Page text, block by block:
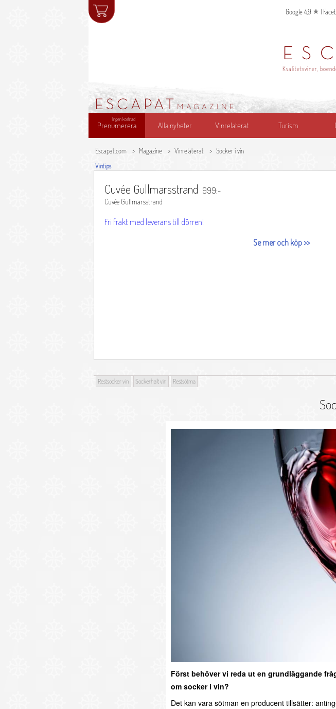
Google 4,9
Kvalitetsviner,
ESCAPAT MAGAZINE
Ingen kostnad
Prenumerera Alla nyheter Vinrelaterat Turism
Escapat.com Magazine Vinrelaterat Socker i vin
Restsocker vin Sockerhalt vin Restsötma
Först behöver vi reda ut en grundläggande
om socker i vin?
Det kan vara sötman en producent tillsätter: